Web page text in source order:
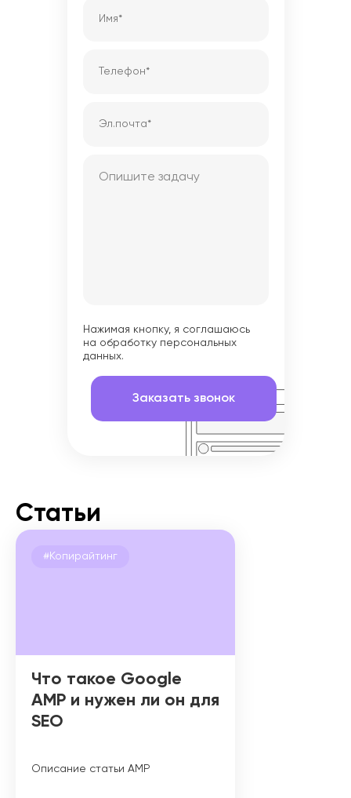
Нажимая кнопку, я соглашаюсь
на обработку персональных
данных.
Статьи
#Копирайтинг
Что такое Google
AMP и нужен ли он для
SEO
Описание статьи AMP